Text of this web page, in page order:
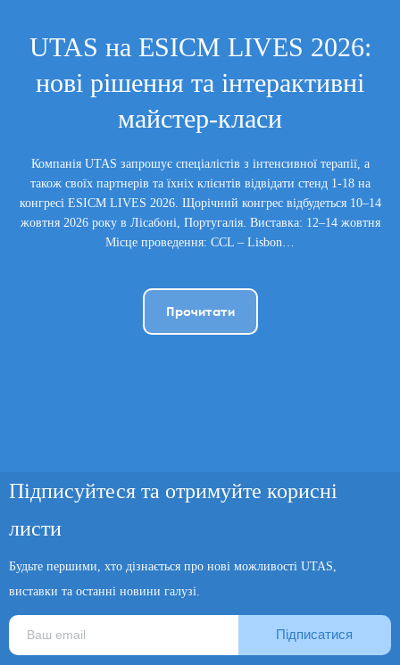
UTAS на ESICM LIVES 2026:
нові рішення та інтерактивні
майстер-класи
Компанія UTAS запрошує спеціалістів з інтенсивної терапії, а
також своїх партнерів та їхніх клієнтів відвідати стенд 1-18 на
конгресі ESICM LIVES 2026. Щорічний конгрес відбудеться 10–14
жовтня 2026 року в Лісабоні, Португалія. Виставка: 12–14 жовтня
Місце проведення: CCL – Lisbon…
Прочитати
Підписуйтеся та отримуйте корисні
листи
Будьте першими, хто дізнається про нові можливості UTAS,
виставки та останні новини галузі.
Підписатися